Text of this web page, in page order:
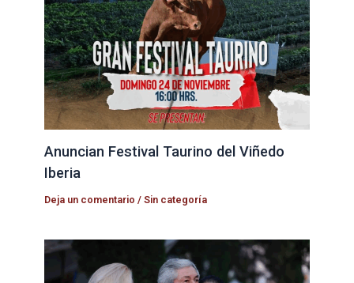
Anuncian Festival Taurino del Viñedo
Iberia
Deja un comentario /Sin categoría